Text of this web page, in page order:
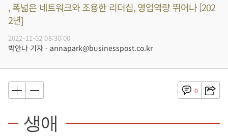
, 폭넓은 네트워크와 조용한 리더십, 영업역량 뛰어나 [202
2년]
2022-11-02 08:30:00
박안나 기자 - annapark@businesspost.co.kr
0
생애